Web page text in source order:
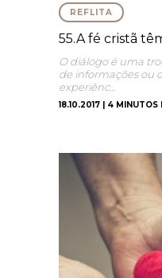
REFLITA
55.A fé cristã
O diálogo é uma
de informações ou
experiênc…
18.10.2017 | 4 MINUTOS